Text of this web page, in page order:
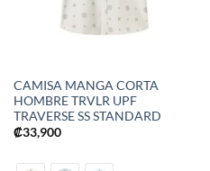
CAMISA MANGA CORTA
HOMBRE TRVLR UPF
TRAVERSE SS STANDARD
₡33,900